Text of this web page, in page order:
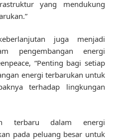
yang mendukung
juga menjadi
pengembangan energi
“Penting bagi setiap
energi terbarukan untuk
terhadap lingkungan
terbaru dalam energi
pada peluang besar untuk